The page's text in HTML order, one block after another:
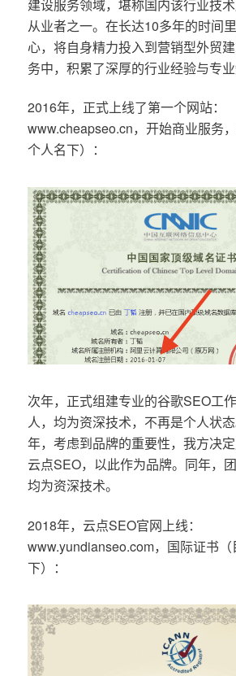
建设服务领域，堪称国内该行业技
从业者之一。在长达10多年的时间
心，将自身精力投入到营销型外贸
务中，积累了深厚的行业经验与专业
2016年，正式上线了第一个网站：
www.cheapseo.cn，开始商业服务
个人名下）：
次年，正式组建专业的谷歌SEO工
人，均为资深技术，不再是个人状
年，考虑到品牌的重要性，我方决定
云点SEO，以此作为品牌。同年，
均为资深技术。
2018年，云点SEO官网上线：
www.yundianseo.com，国际证书（
下）：